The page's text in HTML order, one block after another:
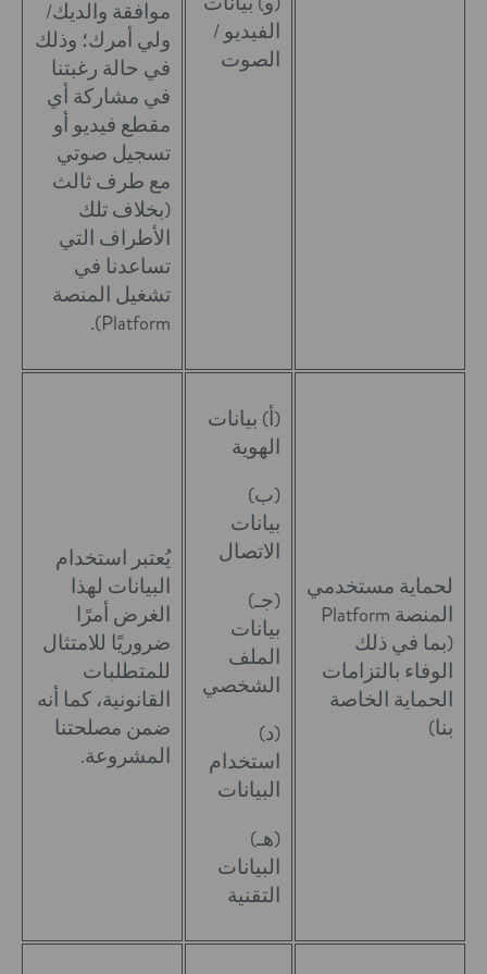
الفيديو /
الصوت
موافقة والديك/
ولي أمرك؛ وذلك
في حالة رغبتنا
في مشاركة أي
مقطع فيديو أو
تسجيل صوتي
مع طرف ثالث
(بخلاف تلك
الأطراف التي
تساعدنا في
تشغيل المنصة
Platform).
لحماية مستخدمي
المنصة Platform
(بما في ذلك
الوفاء بالتزامات
الحماية الخاصة
بنا)
(أ) بيانات
الهوية
(ب)
بيانات
الاتصال
(جـ)
بيانات
الملف
الشخصي
(د)
استخدام
البيانات
(هـ)
البيانات
التقنية
يُعتبر استخدام
البيانات لهذا
الغرض أمرًا
ضروريًا للامتثال
للمتطلبات
القانونية، كما أنه
ضمن مصلحتنا
المشروعة.